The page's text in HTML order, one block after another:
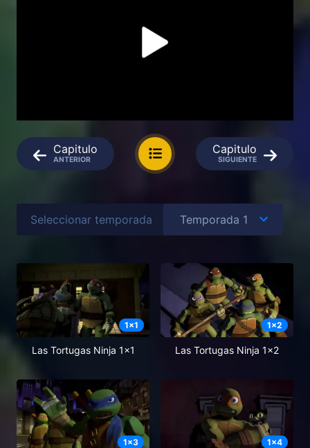
Capitulo
ANTERIOR
Capitulo
SIGUIENTE
Seleccionar temporada
1x1
Las Tortugas Ninja 1x1
1x2
Las Tortugas Ninja 1x2
1x3 1x4